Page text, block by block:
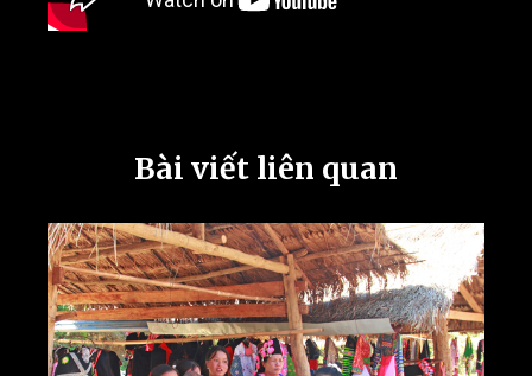
Bài viết liên quan